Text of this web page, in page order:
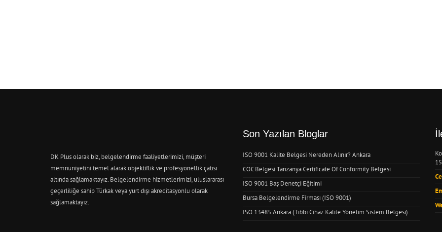
DK Plus olarak biz, belgelendirme faaliyetlerimizi, müşteri
memnuniyetini temel alarak objektiflik ve profesyonellik çatısı
altında sağlamaktayız. Belgelendirme hizmetlerimizi, uluslararası
geçerliliğe sahip Türkak veya yurt dışı akreditasyonlu olarak
sağlamaktayız.
Son Yazılan Bloglar
ISO 9001 Kalite Belgesi Nereden Alınır? Ankara
COC Belgesi Tanzanya Certificate Of Conformity Belgesi
ISO 9001 Baş Denetçi Eğitimi
Bursa Belgelendirme Firması (ISO 9001)
ISO 13485 Ankara (Tıbbi Cihaz Kalite Yönetim Sistem Belgesi)